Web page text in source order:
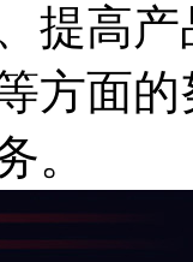
、提
面的
。